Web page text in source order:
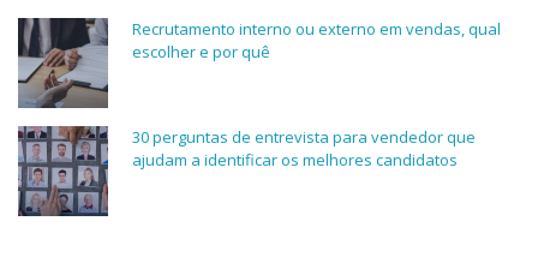
Recrutamento interno ou externo em vendas, qual
escolher e por quê
30 perguntas de entrevista para vendedor que
ajudam a identificar os melhores candidatos